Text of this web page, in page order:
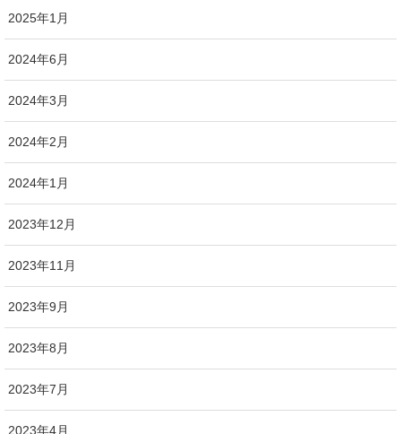
2025年1月
2024年6月
2024年3月
2024年2月
2024年1月
2023年12月
2023年11月
2023年9月
2023年8月
2023年7月
2023年4月